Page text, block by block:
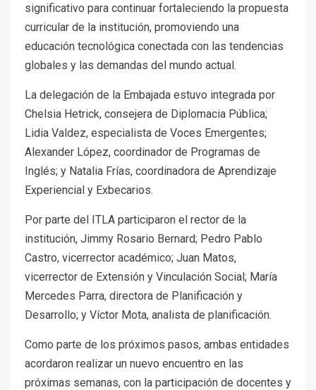
significativo para continuar fortaleciendo la propuesta
curricular de la institución, promoviendo una
educación tecnológica conectada con las tendencias
globales y las demandas del mundo actual.
La delegación de la Embajada estuvo integrada por
Chelsia Hetrick, consejera de Diplomacia Pública;
Lidia Valdez, especialista de Voces Emergentes;
Alexander López, coordinador de Programas de
Inglés; y Natalia Frías, coordinadora de Aprendizaje
Experiencial y Exbecarios.
Por parte del ITLA participaron el rector de la
institución, Jimmy Rosario Bernard; Pedro Pablo
Castro, vicerrector académico; Juan Matos,
vicerrector de Extensión y Vinculación Social; María
Mercedes Parra, directora de Planificación y
Desarrollo; y Víctor Mota, analista de planificación.
Como parte de los próximos pasos, ambas entidades
acordaron realizar un nuevo encuentro en las
próximas semanas, con la participación de docentes y